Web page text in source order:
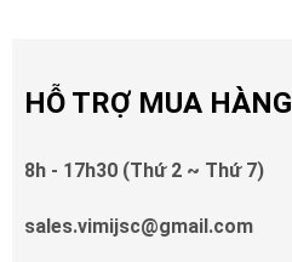
HỖ TRỢ MUA HÀNG
8h - 17h30 (Thứ 2 ~ Thứ 7)
sales.vimijsc@gmail.com